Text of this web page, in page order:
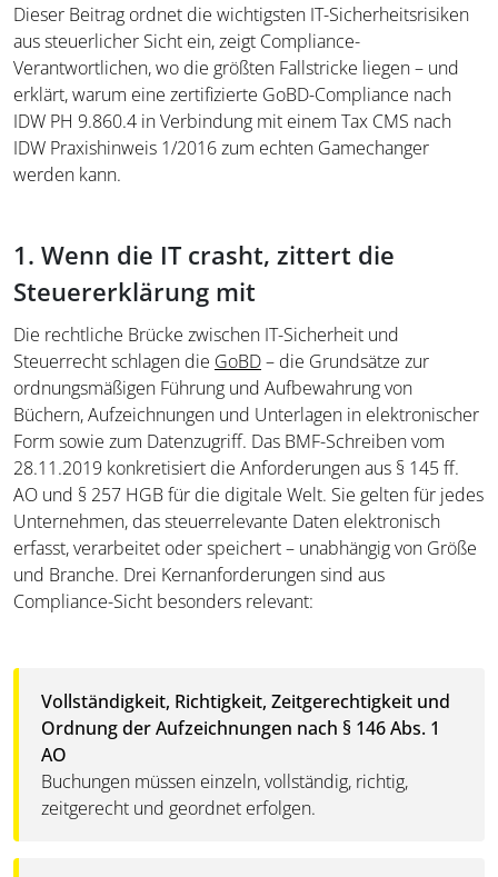
Dieser Beitrag ordnet die wichtigsten IT-Sicherheitsrisiken
aus steuerlicher Sicht ein, zeigt Compliance-
Verantwortlichen, wo die größten Fallstricke liegen – und
erklärt, warum eine zertifizierte GoBD-Compliance nach
IDW PH 9.860.4 in Verbindung mit einem Tax CMS nach
IDW Praxishinweis 1/2016 zum echten Gamechanger
werden kann.
1. Wenn die IT crasht, zittert die
Steuererklärung mit
Die rechtliche Brücke zwischen IT-Sicherheit und
Steuerrecht schlagen die GoBD– die Grundsätze zur
ordnungsmäßigen Führung und Aufbewahrung von
Büchern, Aufzeichnungen und Unterlagen in elektronischer
Form sowie zum Datenzugriff. Das BMF-Schreiben vom
28.11.2019 konkretisiert die Anforderungen aus § 145 ff.
AO und § 257 HGB für die digitale Welt. Sie gelten für jedes
Unternehmen, das steuerrelevante Daten elektronisch
erfasst, verarbeitet oder speichert – unabhängig von Größe
und Branche. Drei Kernanforderungen sind aus
Compliance-Sicht besonders relevant:
Vollständigkeit, Richtigkeit, Zeitgerechtigkeit und
Ordnung der Aufzeichnungen nach § 146 Abs. 1
AO
Buchungen müssen einzeln, vollständig, richtig,
zeitgerecht und geordnet erfolgen.